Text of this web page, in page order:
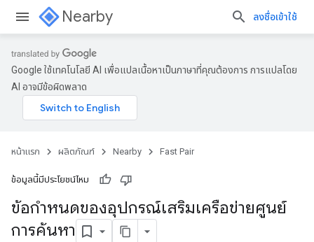
Nearby ลงชื่อเข้าใช้
Google ใช้เทคโนโลยี AI เพื่อแปลเนื้อหาเป็นภาษาที่คุณต้องการ การแปลโดย
AI อาจมีข้อผิดพลาด
หน้าแรก ผลิตภัณฑ์ Nearby Fast Pair
ข้อมูลนี้มีประโยชน์ไหม
ข้อกำหนดของอุปกรณ์เสริมเครือข่ายศูนย์
การค้นหา